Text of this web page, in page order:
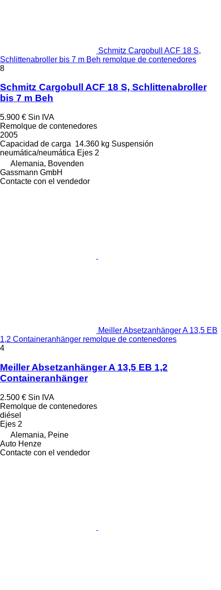
Schmitz Cargobull ACF 18 S,
Schlittenabroller bis 7 m Beh remolque de contenedores
8
Schmitz Cargobull ACF 18 S, Schlittenabroller
bis 7 m Beh
5.900 € Sin IVA
Remolque de contenedores
2005
Capacidad de carga 14.360 kg Suspensión
neumática/neumática Ejes 2
Alemania, Bovenden
Gassmann GmbH
Contacte con el vendedor
Meiller Absetzanhänger A 13,5 EB
1,2 Containeranhänger remolque de contenedores
4
Meiller Absetzanhänger A 13,5 EB 1,2
Containeranhänger
2.500 € Sin IVA
Remolque de contenedores
diésel
Ejes 2
Alemania, Peine
Auto Henze
Contacte con el vendedor